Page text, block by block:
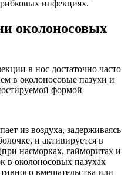
инфекциях.
околоносовых
в нос достаточно часто
в околоносовые пазухи и
формой
из воздуха, задерживаясь
и активируется в
насморках, гайморитах и
в околоносовых пазухах
вмешательства или